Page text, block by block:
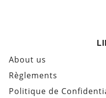
About us
Règlements
Politique de